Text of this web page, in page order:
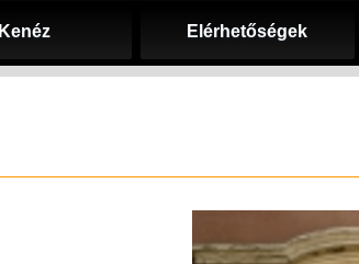
Kenéz Elérhetőségek